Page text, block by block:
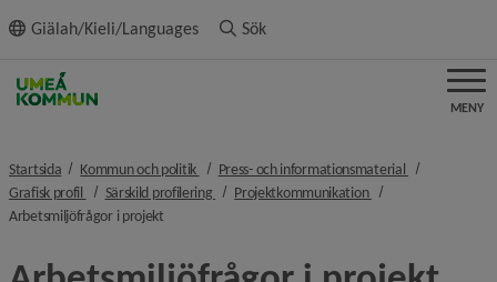
innehållet
Giälah/Kieli/Languages Sök
MENY
Startsida Kommun och politik nivå i brödsmulenavigeringen
Press- och informationsmaterial nivå i
Grafisk profil
nivå i brödsmulenavigeringen
Särskild profilering nivå i brödsmulenavigeringen
Projektkommunikation nivå i
Arbetsmiljöfrågor i projektnivå i brödsmulenavigeringen